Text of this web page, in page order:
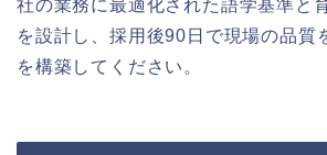
社の業務に最適化された語学基準と
を設計し、採用後90日で現場の品質
を構築してください。